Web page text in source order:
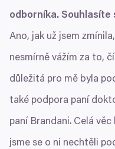
odborníka. Souhlasíte
Ano, jak už jsem
nesmírně vážím za to,
důležitá pro mě byla
také podpora paní
paní Brandani. Celá
jsme se o ni nechtěli